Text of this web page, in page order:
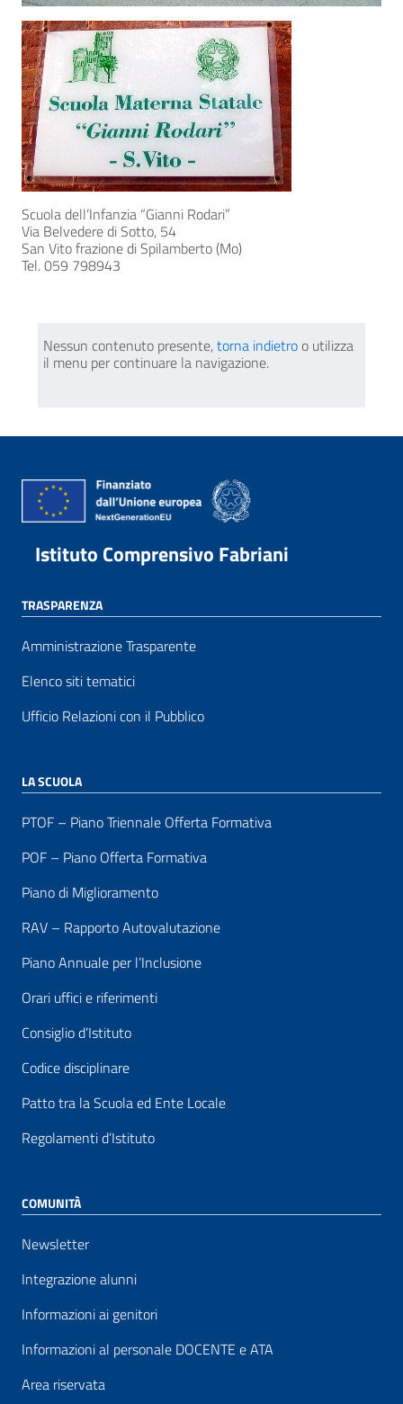
Scuola dell’Infanzia “Gianni Rodari”
Via Belvedere di Sotto, 54
San Vito frazione di Spilamberto (Mo)
Tel. 059 798943
Nessun contenuto presente,torna indietro o utilizza
il menu per continuare la navigazione.
Istituto Comprensivo Fabriani
TRASPARENZA
Amministrazione Trasparente
Elenco siti tematici
Ufficio Relazioni con il Pubblico
LA SCUOLA
PTOF – Piano Triennale Offerta Formativa
POF – Piano Offerta Formativa
Piano di Miglioramento
RAV – Rapporto Autovalutazione
Piano Annuale per l’Inclusione
Orari uffici e riferimenti
Consiglio d’Istituto
Codice disciplinare
Patto tra la Scuola ed Ente Locale
Regolamenti d’Istituto
COMUNITÀ
Newsletter
Integrazione alunni
Informazioni ai genitori
Informazioni al personale DOCENTE e ATA
Area riservata